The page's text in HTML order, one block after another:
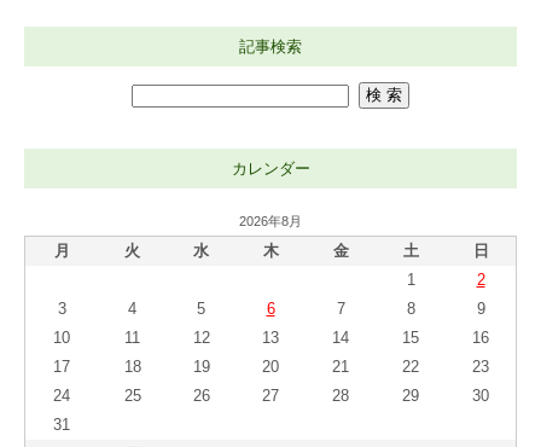
記事検索
カレンダー
2026年8月
月 火 水 木 金 土 日
1
2
3
4 5 6 7 8
9
10
11 12 13 14 15
16
17
18 19 20 21 22
23
24
25 26 27 28 29
30
31